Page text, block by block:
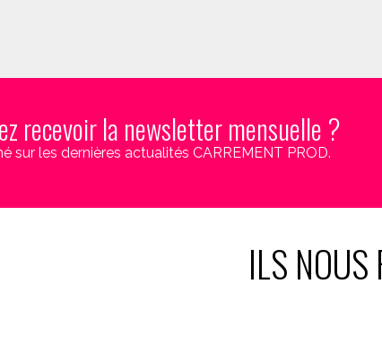
recevoir la newsletter mensuelle ?
sur les dernières actualités CARREMENT PROD.
ILS NOUS